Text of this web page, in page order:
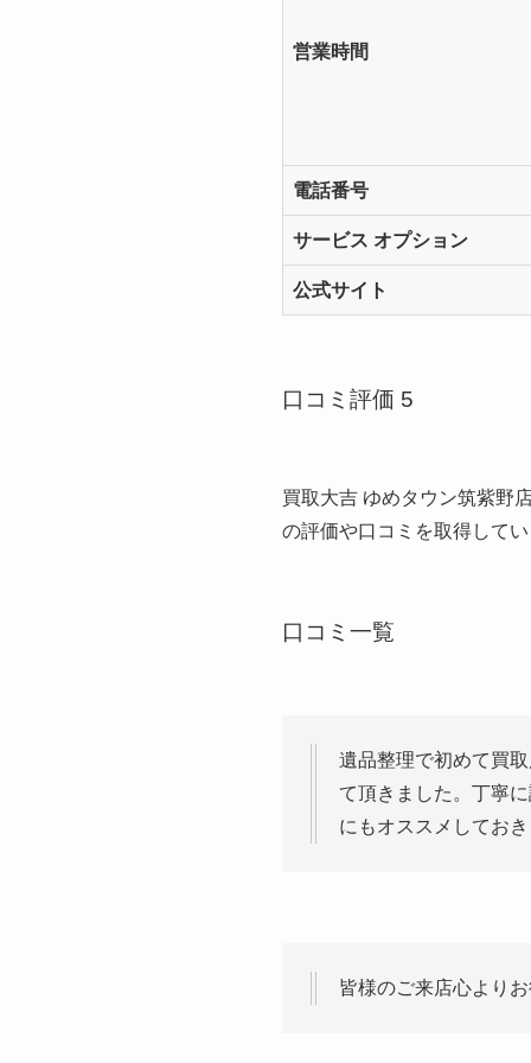
営業時間
電話番号
サービス オプション
公式サイト
口コミ評価 5
買取大吉 ゆめタウン筑紫野
の評価や口コミを取得して
口コミ一覧
遺品整理で初めて買
て頂きました。丁寧
にもオススメしてお
皆様のご来店心より